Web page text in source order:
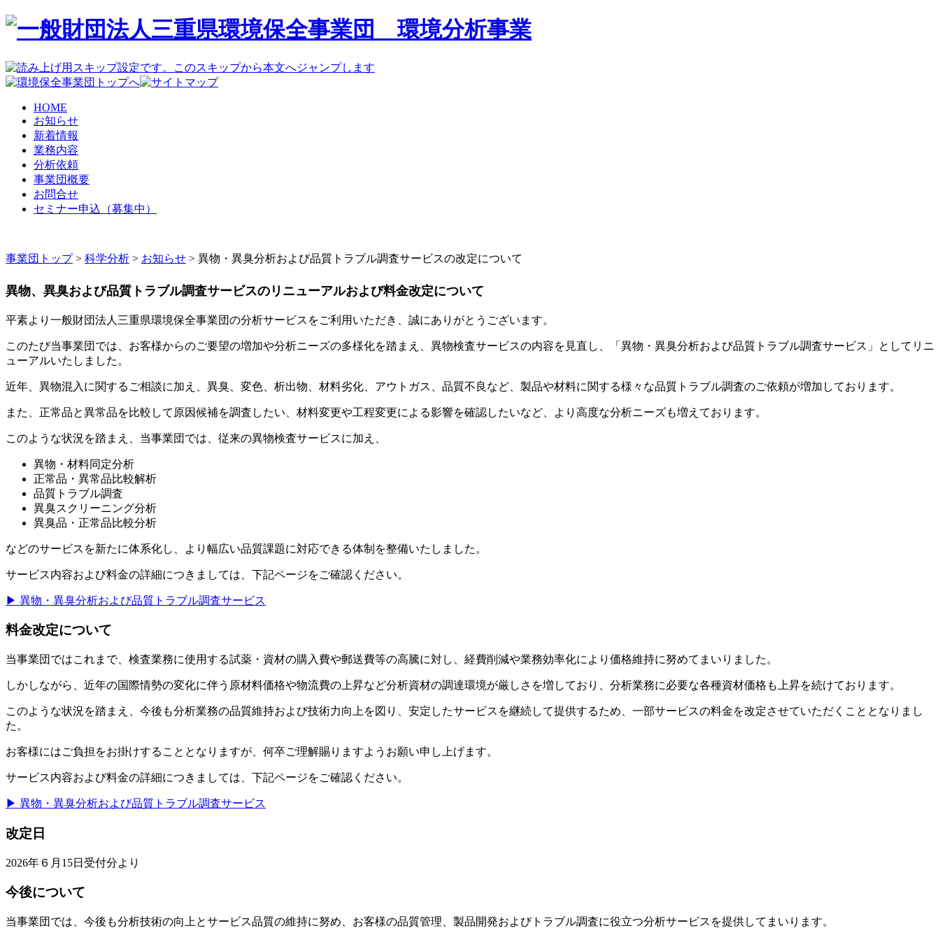
HOME
お知らせ
新着情報
業務内容
分析依頼
事業団概要
お問合せ
セミナー申込（募集中）
事業団トップ > 科学分析 > お知らせ > 異物・異臭分析および品質トラブル調査サービスの改定について
異物、異臭および品質トラブル調査サービスのリニューアルおよび料金改定について
平素より一般財団法人三重県環境保全事業団の分析サービスをご利用いただき、誠にありがとうございます。
このたび当事業団では、お客様からのご要望の増加や分析ニーズの多様化を踏まえ、異物検査サービスの内容を見直し、「異物・異臭分析および品質トラブル調査サービス」としてリニ
ューアルいたしました。
近年、異物混入に関するご相談に加え、異臭、変色、析出物、材料劣化、アウトガス、品質不良など、製品や材料に関する様々な品質トラブル調査のご依頼が増加しております。
また、正常品と異常品を比較して原因候補を調査したい、材料変更や工程変更による影響を確認したいなど、より高度な分析ニーズも増えております。
このような状況を踏まえ、当事業団では、従来の異物検査サービスに加え、
異物・材料同定分析
正常品・異常品比較解析
品質トラブル調査
異臭スクリーニング分析
異臭品・正常品比較分析
などのサービスを新たに体系化し、より幅広い品質課題に対応できる体制を整備いたしました。
サービス内容および料金の詳細につきましては、下記ページをご確認ください。
▶ 異物・異臭分析および品質トラブル調査サービス
料金改定について
当事業団ではこれまで、検査業務に使用する試薬・資材の購入費や郵送費等の高騰に対し、経費削減や業務効率化により価格維持に努めてまいりました。
しかしながら、近年の国際情勢の変化に伴う原材料価格や物流費の上昇など分析資材の調達環境が厳しさを増しており、分析業務に必要な各種資材価格も上昇を続けております。
このような状況を踏まえ、今後も分析業務の品質維持および技術力向上を図り、安定したサービスを継続して提供するため、一部サービスの料金を改定させていただくこととなりまし
た。
お客様にはご負担をお掛けすることとなりますが、何卒ご理解賜りますようお願い申し上げます。
サービス内容および料金の詳細につきましては、下記ページをご確認ください。
▶ 異物・異臭分析および品質トラブル調査サービス
改定日
2026年６月15日受付分より
今後について
当事業団では、今後も分析技術の向上とサービス品質の維持に努め、お客様の品質管理、製品開発およびトラブル調査に役立つ分析サービスを提供してまいります。